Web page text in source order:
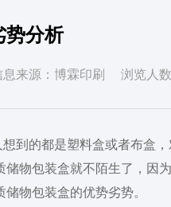
势分析
息来源：博霖印刷 浏览人数
的都是塑料盒或者布盒，
物包装盒就不陌生了，因
物包装盒的优势劣势。